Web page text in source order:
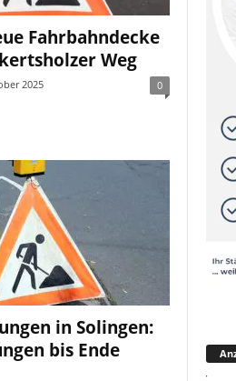
Fahrbahndecke
Weg
2025 0
in Solingen:
bis Ende